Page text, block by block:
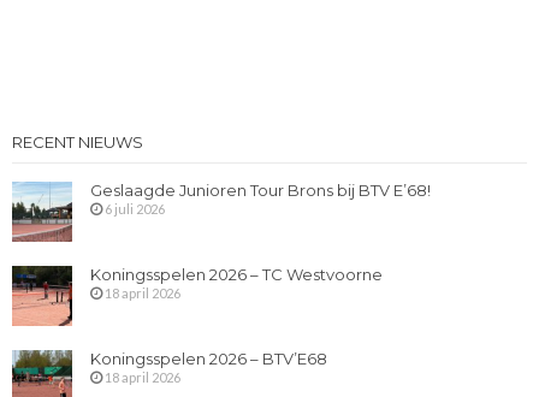
RECENT NIEUWS
Geslaagde Junioren Tour Brons bij BTV E’68!
6 juli 2026
Koningsspelen 2026 – TC Westvoorne
18 april 2026
Koningsspelen 2026 – BTV’E68
18 april 2026